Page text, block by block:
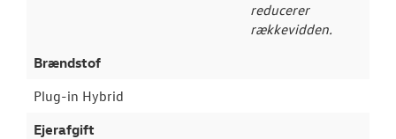
reducerer
rækkevidden.
Brændstof
Plug-in Hybrid
Ejerafgift